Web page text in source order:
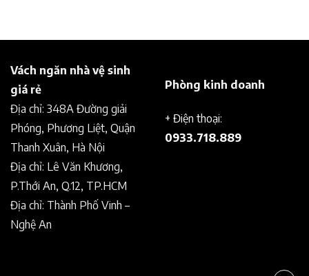
Vách ngăn nhà vệ sinh
giá rẻ
Địa chỉ: 348A Đường giải
Phóng, Phương Liệt, Quận
Thanh Xuân, Hà Nội
Địa chỉ: Lê Văn Khương,
P.Thới An, Q.12, TP.HCM
Địa chỉ: Thành Phố Vinh –
Nghệ An
Phòng kinh doanh
+ Điện thoại:
0933.718.889